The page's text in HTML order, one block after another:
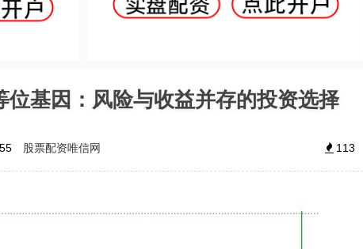
位基因：风险与收益并存的投资选择
股票配资唯信网 113